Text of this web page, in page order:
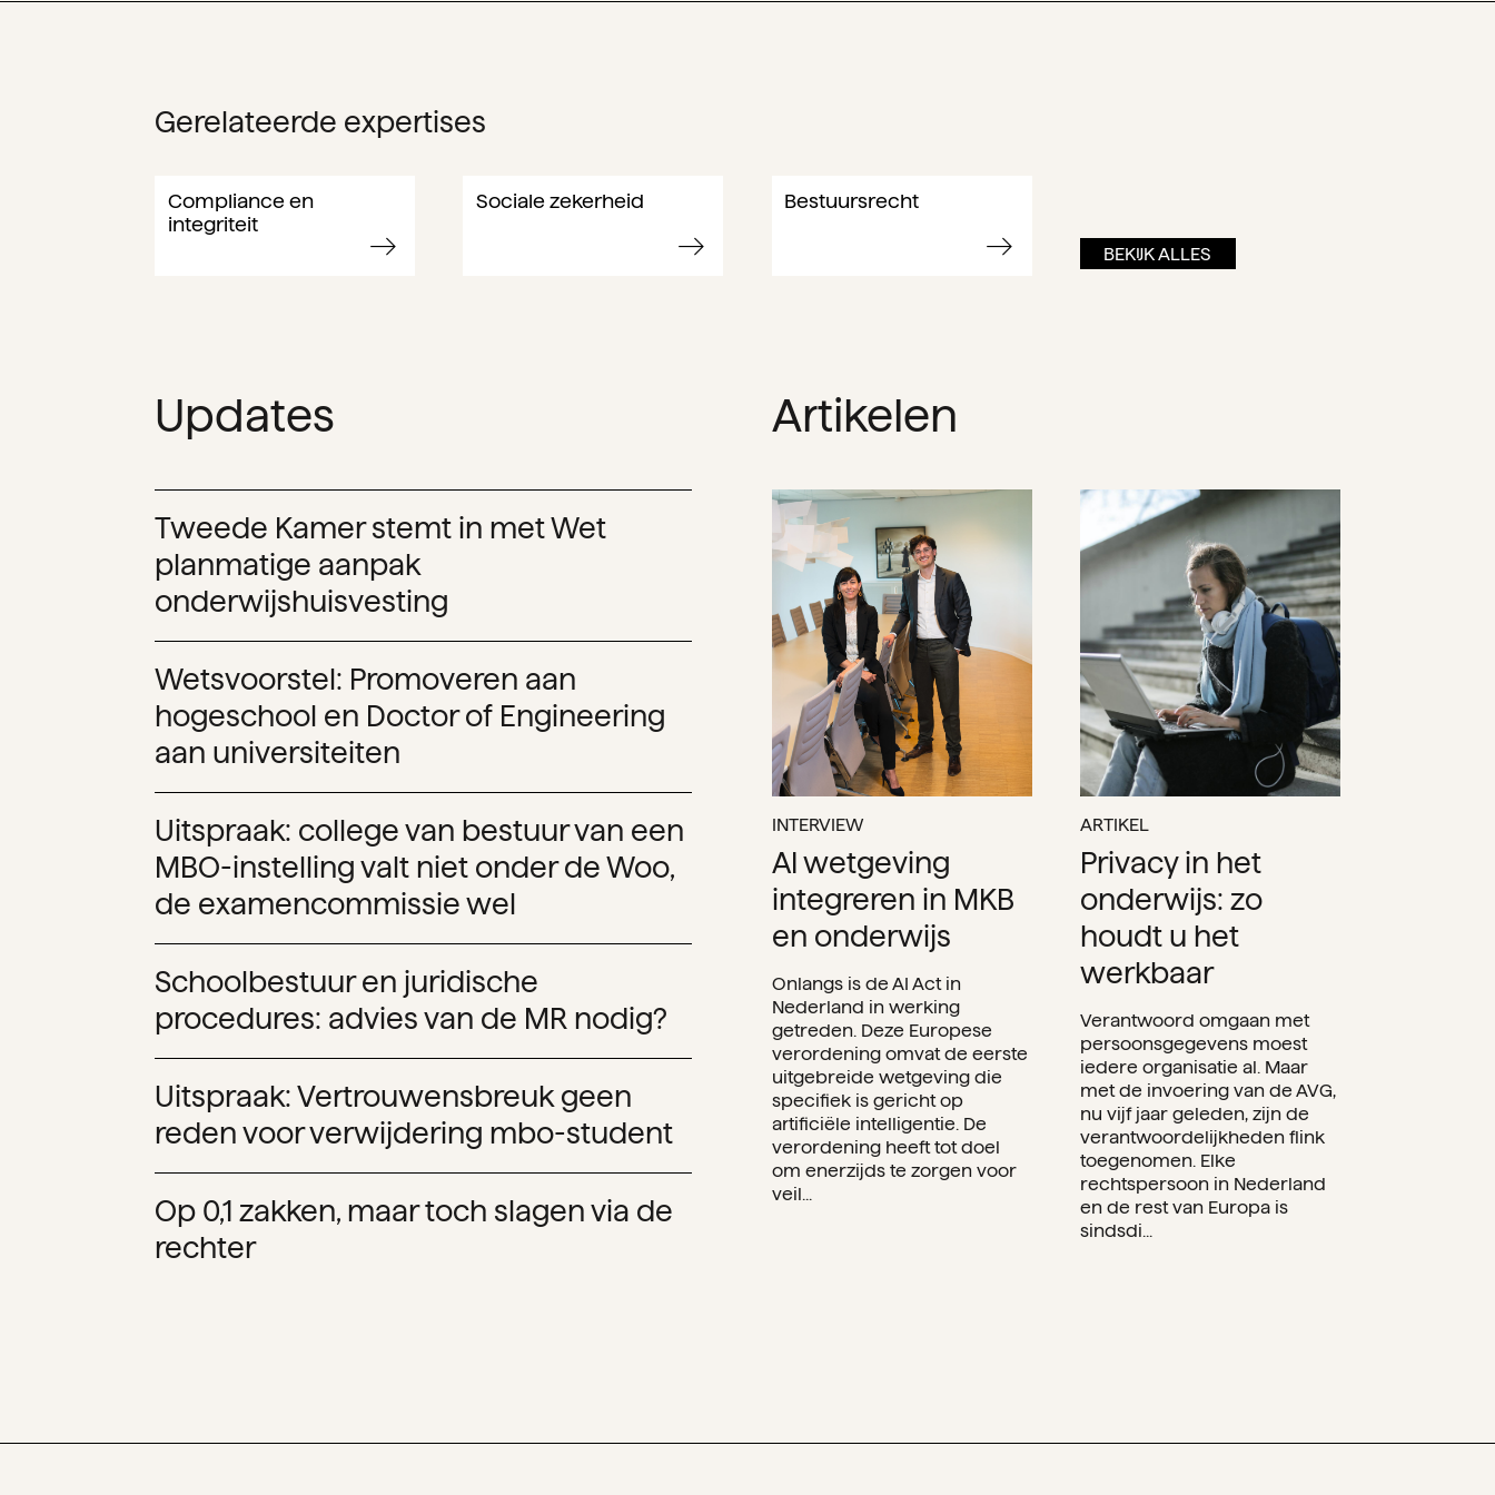
Gerelateerde expertises
Compliance en
integriteit
Sociale zekerheid Bestuursrecht
BEKIJK ALLES
Updates
Tweede Kamer stemt in met Wet
planmatige aanpak
onderwijshuisvesting
Wetsvoorstel: Promoveren aan
hogeschool en Doctor of Engineering
aan universiteiten
Uitspraak: college van bestuur van een
MBO-instelling valt niet onder de Woo,
de examencommissie wel
Schoolbestuur en juridische
procedures: advies van de MR nodig?
Uitspraak: Vertrouwensbreuk geen
reden voor verwijdering mbo-student
Op 0,1 zakken, maar toch slagen via de
rechter
Artikelen
INTERVIEW
AI wetgeving
integreren in MKB
en onderwijs
Onlangs is de AI Act in
Nederland in werking
getreden. Deze Europese
verordening omvat de eerste
uitgebreide wetgeving die
specifiek is gericht op
artificiële intelligentie. De
verordening heeft tot doel
om enerzijds te zorgen voor
veil...
ARTIKEL
Privacy in het
onderwijs: zo
houdt u het
werkbaar
Verantwoord omgaan met
persoonsgegevens moest
iedere organisatie al. Maar
met de invoering van de AVG,
nu vijf jaar geleden, zijn de
verantwoordelijkheden flink
toegenomen. Elke
rechtspersoon in Nederland
en de rest van Europa is
sindsdi...